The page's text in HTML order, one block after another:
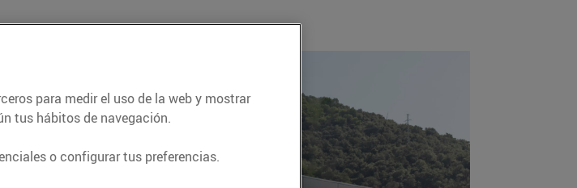
para medir el uso de la web y mostrar
tus hábitos de navegación.
o configurar tus preferencias.